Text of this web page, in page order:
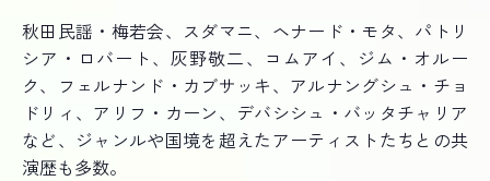
秋田民謡・梅若会、スダマニ、ヘナード・モタ、パトリ
シア・ロバート、灰野敬二、コムアイ、ジム・オルー
ク、フェルナンド・カブサッキ、アルナングシュ・チョ
ドリィ、アリフ・カーン、デバシシュ・バッタチャリア
など、ジャンルや国境を超えたアーティストたちとの共
演歴も多数。